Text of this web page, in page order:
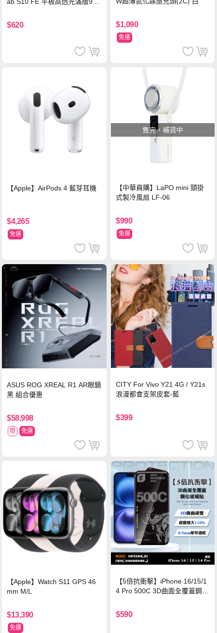
ab S10 FE 平板高透光滿版9H
$620 $1,090
免運
【Apple】AirPods 4 藍芽耳機
$4,265
免運
售完，補貨中
【中華員購】LaPO mini 頸掛
式製冷風扇 LF-06
$990
免運
ASUS ROG XREAL R1 AR眼鏡
黑 組合優惠
$58,998
贈 免運
CITY For Vivo Y21 4G / Y21s
浪漫都會支架皮套-藍
$399
【Apple】Watch S11 GPS 46
mm M/L
$13,390
免運
【5倍抗衝擊】iPhone 16/15/1
4 Pro 500C 3D曲面全覆蓋鋼化
保護貼
$590